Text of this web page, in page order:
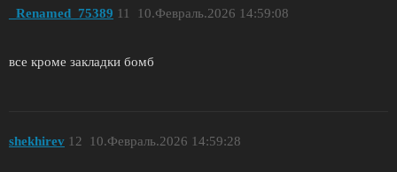
_Renamed_75389 10.Февраль.2026 14:59:08
11
все кроме закладки бомб
shekhirev 10.Февраль.2026 14:59:28
12